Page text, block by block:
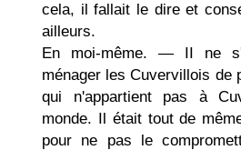
cela, il fallait le dire et
ailleurs.
En moi-même. — II ne
ménager les Cuvervillois de
qui n'appar­tient pas à
monde. Il était tout de
pour ne pas le